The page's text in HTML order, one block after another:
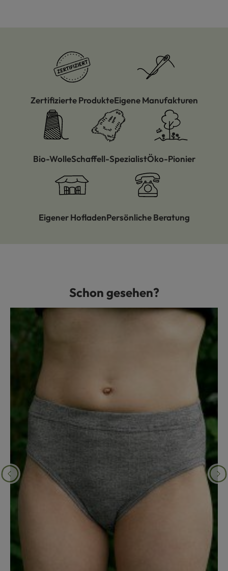
Zertifizierte ProdukteEigene Manufakturen
Bio-WolleSchaffell-SpezialistÖko-Pionier
Eigener HofladenPersönliche Beratung
Produktgalerie überspringenSchon gesehen?